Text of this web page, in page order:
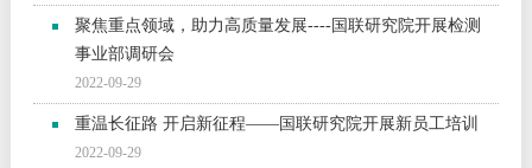
聚焦重点领域，助力高质量发展----国联研究院开展检测
事业部调研会
2022-09-29
重温长征路 开启新征程——国联研究院开展新员工培训
2022-09-29